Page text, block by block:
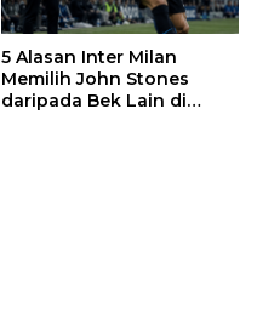
5 Alasan Inter Milan
Memilih John Stones
daripada Bek Lain di